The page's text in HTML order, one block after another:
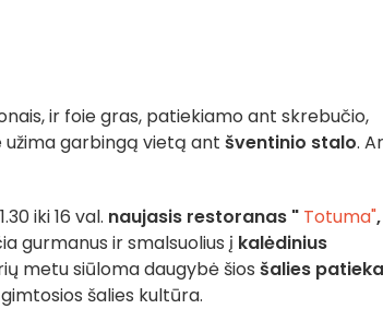
ir foie gras, patiekiamo ant skrebučio,
garbingą vietą ant šventinio stalo. Ar
iki 16 val. naujasis restoranas " Totuma",
gurmanus ir smalsuolius į kalėdinius
metu siūloma daugybė šios šalies
šalies kultūra.